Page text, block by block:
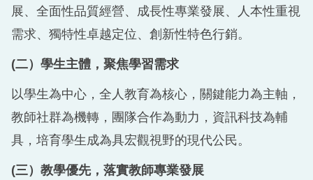
展、全面性品質經營、成長性專業發展、人本性重視
需求、獨特性卓越定位、創新性特色行銷。
(二）學生主體，聚焦學習需求
以學生為中心，全人教育為核心，關鍵能力為主軸，
教師社群為機轉，團隊合作為動力，資訊科技為輔
具，培育學生成為具宏觀視野的現代公民。
(三）教學優先，落實教師專業發展